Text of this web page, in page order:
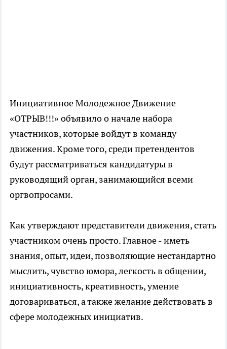
Инициативное Молодежное Движение
«ОТРЫВ!!!» объявило о начале набора
участников, которые войдут в команду
движения. Кроме того, среди претендентов
будут рассматриваться кандидатуры в
руководящий орган, занимающийся всеми
оргвопросами.
Как утверждают представители движения, стать
участником очень просто. Главное - иметь
знания, опыт, идеи, позволяющие нестандартно
мыслить, чувство юмора, легкость в общении,
инициативность, креативность, умение
договариваться, а также желание действовать в
сфере молодежных инициатив.